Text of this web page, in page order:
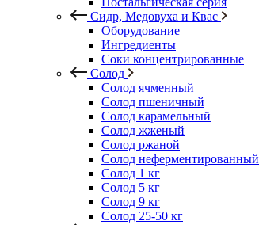
Сидр, Медовуха и Квас
Оборудование
Ингредиенты
Соки концентрированные
Солод
Солод ячменный
Солод пшеничный
Солод карамельный
Солод жженый
Солод ржаной
Солод неферментированный
Солод 1 кг
Солод 5 кг
Солод 9 кг
Солод 25-50 кг